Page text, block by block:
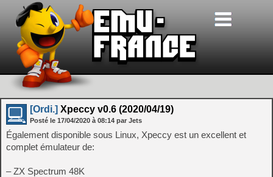
[Ordi.] Xpeccy v0.6 (2020/04/19)
Posté le 17/04/2020 à 08:14 par Jets
Également disponible sous Linux, Xpeccy est un excellent et
complet émulateur de:
– ZX Spectrum 48K